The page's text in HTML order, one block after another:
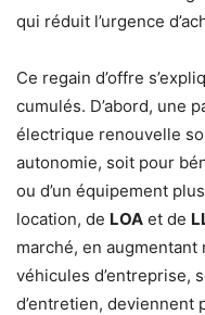
qui réduit l’urgence
Ce regain d’offre
cumulés. D’abord, une
électrique renouvelle
autonomie, soit pour
ou d’un équipement
location, de LOA et de
marché, en
véhicules d’entreprise,
d’entretien, deviennent